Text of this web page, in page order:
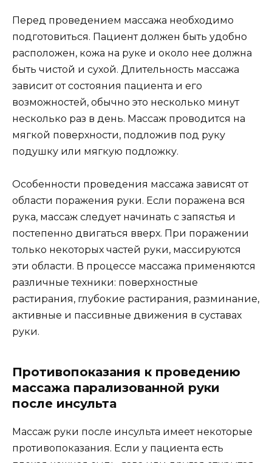
Перед проведением массажа необходимо
подготовиться. Пациент должен быть удобно
расположен, кожа на руке и около нее должна
быть чистой и сухой. Длительность массажа
зависит от состояния пациента и его
возможностей, обычно это несколько минут
несколько раз в день. Массаж проводится на
мягкой поверхности, подложив под руку
подушку или мягкую подложку.
Особенности проведения массажа зависят от
области поражения руки. Если поражена вся
рука, массаж следует начинать с запястья и
постепенно двигаться вверх. При поражении
только некоторых частей руки, массируются
эти области. В процессе массажа применяются
различные техники: поверхностные
растирания, глубокие растирания, разминание,
активные и пассивные движения в суставах
руки.
Противопоказания к проведению
массажа парализованной руки
после инсульта
Массаж руки после инсульта имеет некоторые
противопоказания. Если у пациента есть